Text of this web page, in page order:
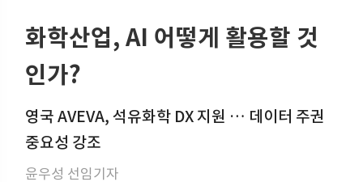
화학산업, AI 어떻게 활용할 것
인가?
영국 AVEVA, 석유화학 DX 지원 … 데이터 주권
중요성 강조
윤우성 선임기자